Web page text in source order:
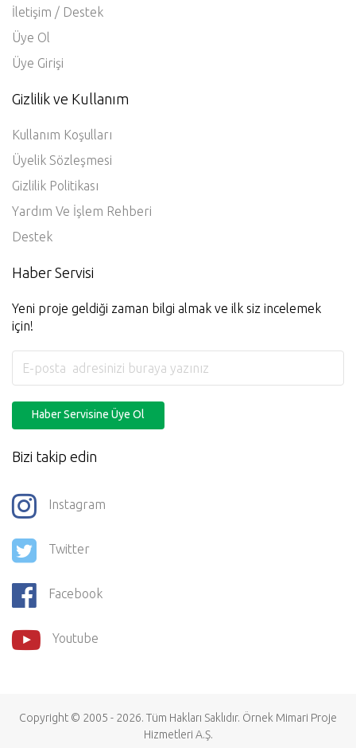
İletişim / Destek
Üye Ol
Üye Girişi
Gizlilik ve Kullanım
Kullanım Koşulları
Üyelik Sözleşmesi
Gizlilik Politikası
Yardım Ve İşlem Rehberi
Destek
Haber Servisi
Yeni proje geldiği zaman bilgi almak ve ilk siz incelemek
için!
Haber Servisine Üye Ol
Bizi takip edin
Instagram
Twitter
Facebook
Youtube
Copyright © 2005 - 2026. Tüm Hakları Saklıdır. Örnek Mimari Proje
Hizmetleri A.Ş.